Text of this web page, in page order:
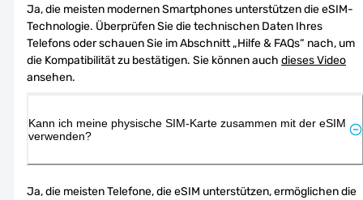
Ja, die meisten modernen Smartphones unterstützen die eSIM-
Technologie. Überprüfen Sie die technischen Daten Ihres
Telefons oder schauen Sie im Abschnitt „Hilfe & FAQs“ nach, um
die Kompatibilität zu bestätigen. Sie können auch dieses Video
ansehen.
Kann ich meine physische SIM-Karte zusammen mit der eSIM
verwenden?
Ja, die meisten Telefone, die eSIM unterstützen, ermöglichen die